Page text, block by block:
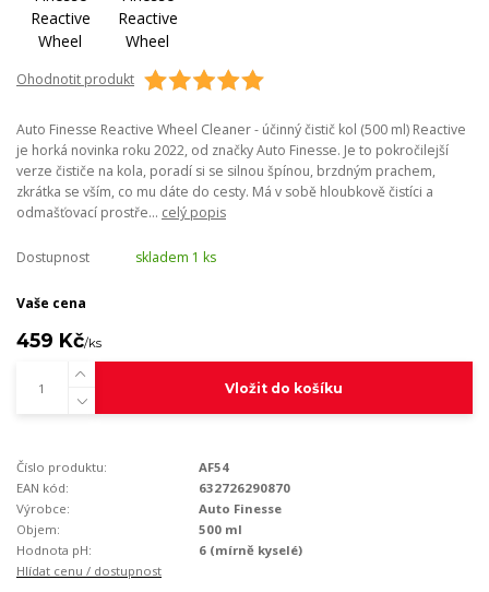
Ohodnotit produkt
Auto Finesse Reactive Wheel Cleaner - účinný čistič kol (500 ml) Reactive
je horká novinka roku 2022, od značky Auto Finesse. Je to pokročilejší
verze čističe na kola, poradí si se silnou špínou, brzdným prachem,
zkrátka se vším, co mu dáte do cesty. Má v sobě hloubkově čistíci a
odmašťovací prostře... celý popis
Dostupnost skladem 1 ks
Vaše cena
459 Kč/ks
Vložit do košíku
Číslo produktu:
AF54
EAN kód:
632726290870
Výrobce:
Auto Finesse
Objem:
500 ml
Hodnota pH:
6 (mírně kyselé)
Hlídat cenu / dostupnost